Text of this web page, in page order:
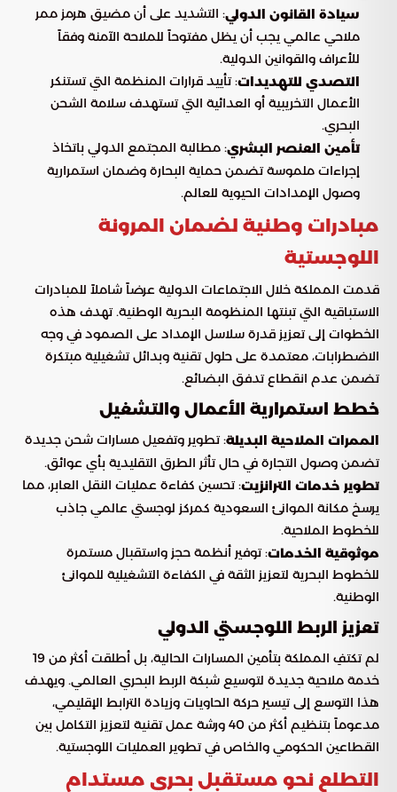
سيادة القانون الدولي: التشديد على أن مضيق هرمز ممر
ملاحي عالمي يجب أن يظل مفتوحاً للملاحة الآمنة وفقاً
للأعراف والقوانين الدولية.
التصدي للتهديدات: تأييد قرارات المنظمة التي تستنكر
الأعمال التخريبية أو العدائية التي تستهدف سلامة الشحن
البحري.
تأمين العنصر البشري: مطالبة المجتمع الدولي باتخاذ
إجراءات ملموسة تضمن حماية البحارة وضمان استمرارية
وصول الإمدادات الحيوية للعالم.
مبادرات وطنية لضمان المرونة
اللوجستية
قدمت المملكة خلال الاجتماعات الدولية عرضاً شاملاً للمبادرات
الاستباقية التي تبنتها المنظومة البحرية الوطنية. تهدف هذه
الخطوات إلى تعزيز قدرة سلاسل الإمداد على الصمود في وجه
الاضطرابات، معتمدة على حلول تقنية وبدائل تشغيلية مبتكرة
تضمن عدم انقطاع تدفق البضائع.
خطط استمرارية الأعمال والتشغيل
الممرات الملاحية البديلة: تطوير وتفعيل مسارات شحن جديدة
تضمن وصول التجارة في حال تأثر الطرق التقليدية بأي عوائق.
تطوير خدمات الترانزيت: تحسين كفاءة عمليات النقل العابر، مما
يرسخ مكانة الموانئ السعودية كمركز لوجستي عالمي جاذب
للخطوط الملاحية.
موثوقية الخدمات: توفير أنظمة حجز واستقبال مستمرة
للخطوط البحرية لتعزيز الثقة في الكفاءة التشغيلية للموانئ
الوطنية.
تعزيز الربط اللوجستي الدولي
لم تكتفِ المملكة بتأمين المسارات الحالية، بل أطلقت أكثر من 19
خدمة ملاحية جديدة لتوسيع شبكة الربط البحري العالمي. ويهدف
هذا التوسع إلى تيسير حركة الحاويات وزيادة الترابط الإقليمي،
مدعوماً بتنظيم أكثر من 40 ورشة عمل تقنية لتعزيز التكامل بين
القطاعين الحكومي والخاص في تطوير العمليات اللوجستية.
التطلع نحو مستقبل بحري مستدام